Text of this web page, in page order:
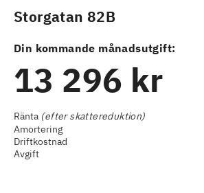
Storgatan 82B
Din kommande månadsutgift:
13 296 kr
Ränta (efter skattereduktion)
Amortering
Driftkostnad
Avgift